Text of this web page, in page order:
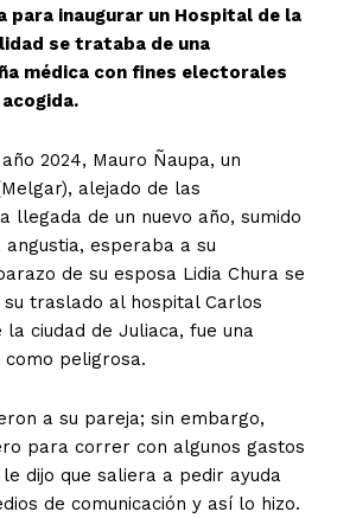
para inaugurar un Hospital de la
se trataba de una
médica con fines electorales
2024, Mauro Ñaupa, un
alejado de las
llegada de un nuevo año, sumido
esperaba a su
de su esposa Lidia Chura se
traslado al hospital Carlos
la ciudad de Juliaca, fue una
peligrosa.
a su pareja; sin embargo,
para correr con algunos gastos
dijo que saliera a pedir ayuda
de comunicación y así lo hizo.